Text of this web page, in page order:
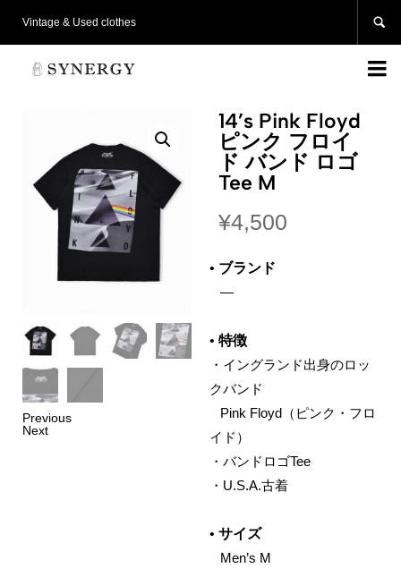
Vintage & Used clothes 

Previous
Next
14’s Pink Floyd
ピンク フロイ
ド バンド ロゴ
Tee M
¥4,500
• ブランド
—
• 特徴
・ イングランド出身のロッ
クバンド
Pink Floyd（ピンク・フロ
イド）
・ バンドロゴTee
・ U.S.A.古着
• サイズ
Men’s M